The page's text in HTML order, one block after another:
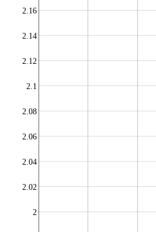
2
2.02
2.04
2.06
2.08
2.1
2.12
2.14
2.16